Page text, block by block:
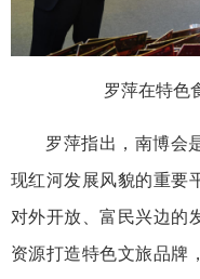
罗萍在特色
罗萍指出，南博会
现红河发展风貌的重要
对外开放、富民兴边的
资源打造特色文旅品牌